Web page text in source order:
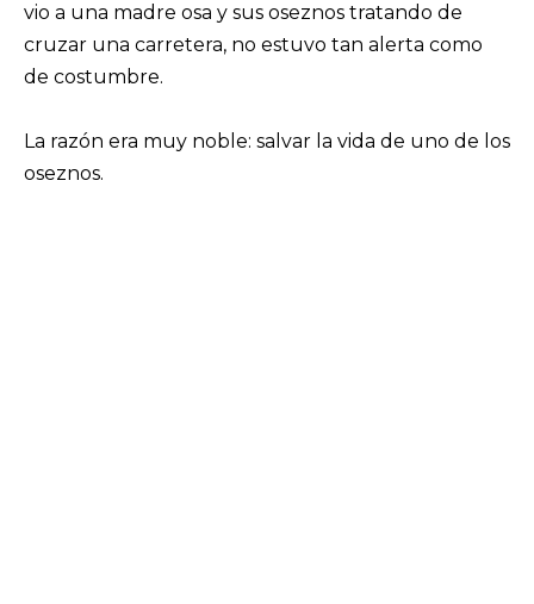
vio a una madre osa y sus oseznos tratando de
cruzar una carretera, no estuvo tan alerta como
de costumbre.
La razón era muy noble: salvar la vida de uno de los
oseznos.